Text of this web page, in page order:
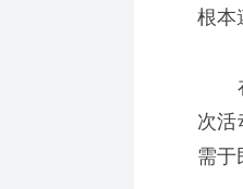
根本
在
次活
需于